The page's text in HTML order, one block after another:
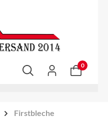
0
Firstbleche